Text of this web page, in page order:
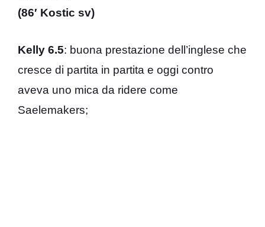
(86′ Kostic sv)
Kelly 6.5: buona prestazione dell’inglese che
cresce di partita in partita e oggi contro
aveva uno mica da ridere come
Saelemakers;